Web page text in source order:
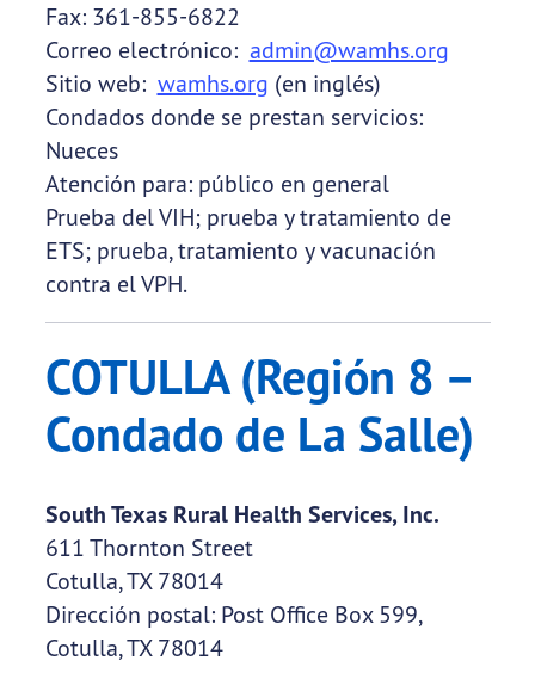
Fax: 361-855-6822
Correo electrónico: admin@wamhs.org
Sitio web: wamhs.org (en inglés)
Condados donde se prestan servicios:
Nueces
Atención para: público en general
Prueba del VIH; prueba y tratamiento de
ETS; prueba, tratamiento y vacunación
contra el VPH.
COTULLA (Región 8 –
Condado de La Salle)
South Texas Rural Health Services, Inc.
611 Thornton Street
Cotulla, TX 78014
Dirección postal: Post Office Box 599,
Cotulla, TX 78014